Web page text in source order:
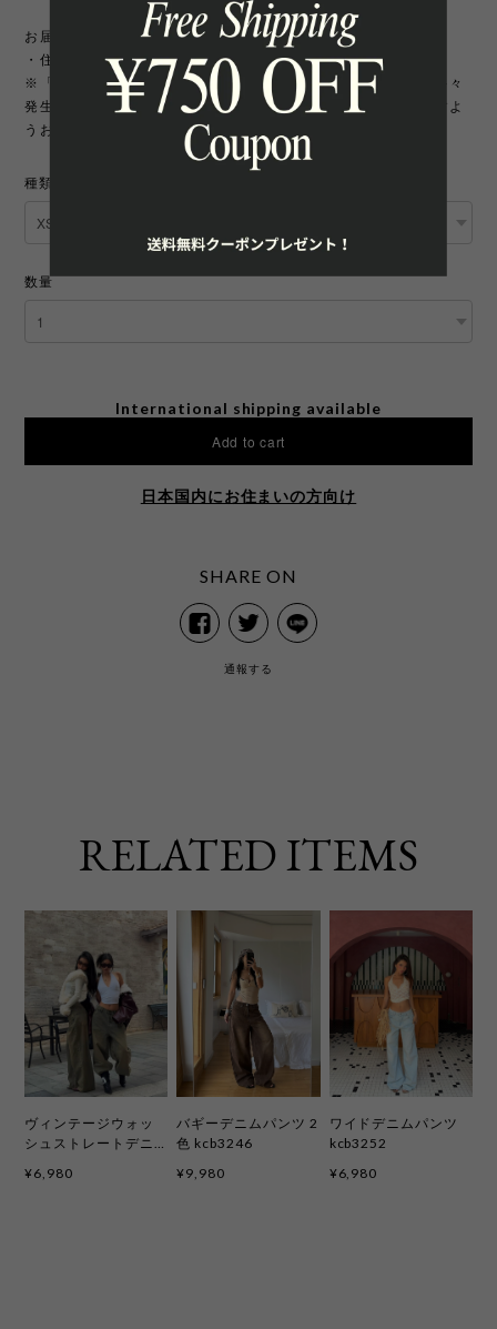
お届け先について
・住所変更には追加手数料が発生いたします。
※「町名・丁目番地・部屋番号」の住所不備による配送遅延が多々
発生しております。宛先を十分にご確認の上ご注文いただきますよ
うお願いいたします。
種類
数量
International shipping available
Add to cart
日本国内にお住まいの方向け
SHARE ON
通報する
RELATED ITEMS
ヴィンテージウォッ
シュストレートデニ
¥6,980
バギーデニムパンツ 2
色 kcb3246
¥9,980
ワイドデニムパンツ
kcb3252
¥6,980